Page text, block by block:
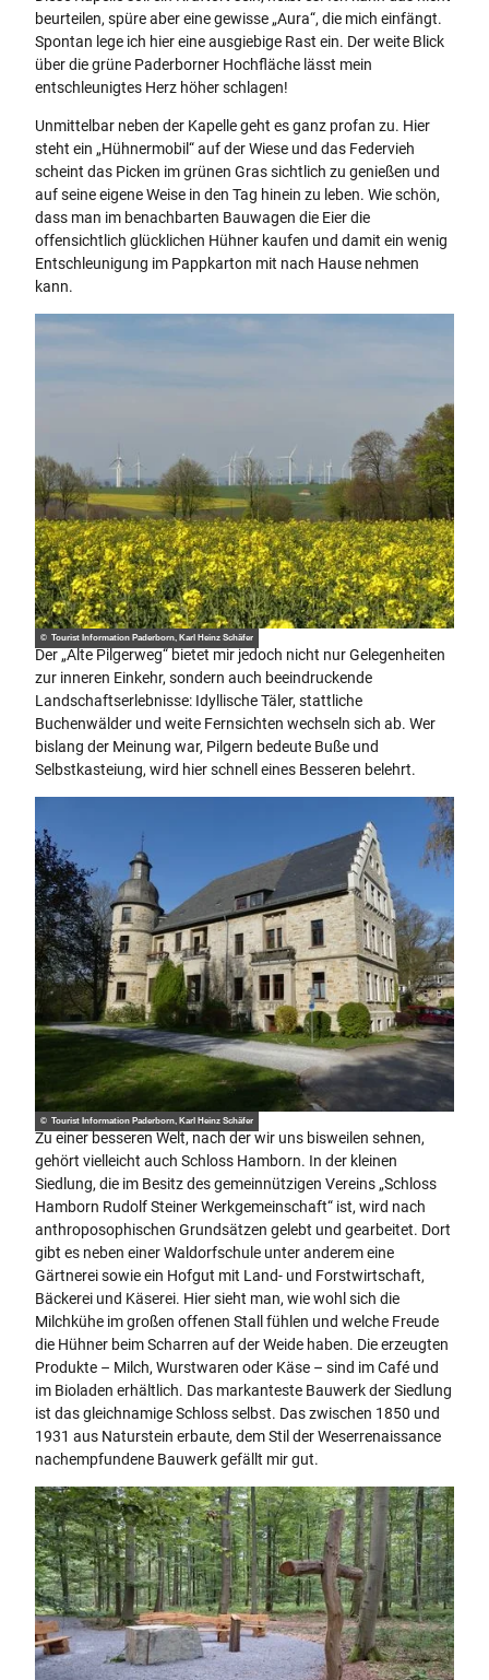
beurteilen, spüre aber eine gewisse „Aura“, die mich einfängt.
Spontan lege ich hier eine ausgiebige Rast ein. Der weite Blick
über die grüne Paderborner Hochfläche lässt mein
entschleunigtes Herz höher schlagen!
Unmittelbar neben der Kapelle geht es ganz profan zu. Hier
steht ein „Hühnermobil“ auf der Wiese und das Federvieh
scheint das Picken im grünen Gras sichtlich zu genießen und
auf seine eigene Weise in den Tag hinein zu leben. Wie schön,
dass man im benachbarten Bauwagen die Eier die
offensichtlich glücklichen Hühner kaufen und damit ein wenig
Entschleunigung im Pappkarton mit nach Hause nehmen
kann.
© Tourist Information Paderborn, Karl Heinz Schäfer
Der „Alte Pilgerweg“ bietet mir jedoch nicht nur Gelegenheiten
zur inneren Einkehr, sondern auch beeindruckende
Landschaftserlebnisse: Idyllische Täler, stattliche
Buchenwälder und weite Fernsichten wechseln sich ab. Wer
bislang der Meinung war, Pilgern bedeute Buße und
Selbstkasteiung, wird hier schnell eines Besseren belehrt.
© Tourist Information Paderborn, Karl Heinz Schäfer
Zu einer besseren Welt, nach der wir uns bisweilen sehnen,
gehört vielleicht auch Schloss Hamborn. In der kleinen
Siedlung, die im Besitz des gemeinnützigen Vereins „Schloss
Hamborn Rudolf Steiner Werkgemeinschaft“ ist, wird nach
anthroposophischen Grundsätzen gelebt und gearbeitet. Dort
gibt es neben einer Waldorfschule unter anderem eine
Gärtnerei sowie ein Hofgut mit Land- und Forstwirtschaft,
Bäckerei und Käserei. Hier sieht man, wie wohl sich die
Milchkühe im großen offenen Stall fühlen und welche Freude
die Hühner beim Scharren auf der Weide haben. Die erzeugten
Produkte – Milch, Wurstwaren oder Käse – sind im Café und
im Bioladen erhältlich. Das markanteste Bauwerk der Siedlung
ist das gleichnamige Schloss selbst. Das zwischen 1850 und
1931 aus Naturstein erbaute, dem Stil der Weserrenaissance
nachempfundene Bauwerk gefällt mir gut.